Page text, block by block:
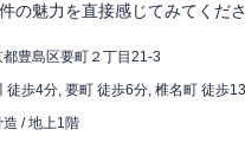
の魅力を直接感じてみてくださ
都豊島区要町２丁目21-3
徒歩4分, 要町 徒歩6分, 椎名町 徒歩
造 / 地上1階